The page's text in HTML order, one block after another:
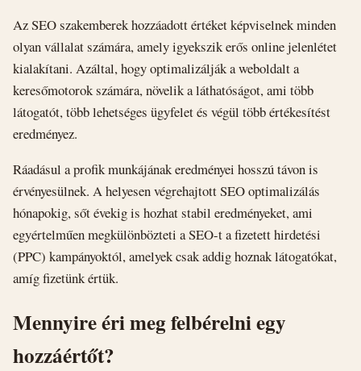
Az SEO szakemberek hozzáadott értéket képviselnek minden
olyan vállalat számára, amely igyekszik erős online jelenlétet
kialakítani. Azáltal, hogy optimalizálják a weboldalt a
keresőmotorok számára, növelik a láthatóságot, ami több
látogatót, több lehetséges ügyfelet és végül több értékesítést
eredményez.
Ráadásul a profik munkájának eredményei hosszú távon is
érvényesülnek. A helyesen végrehajtott SEO optimalizálás
hónapokig, sőt évekig is hozhat stabil eredményeket, ami
egyértelműen megkülönbözteti a SEO-t a fizetett hirdetési
(PPC) kampányoktól, amelyek csak addig hoznak látogatókat,
amíg fizetünk értük.
Mennyire éri meg felbérelni egy
hozzáértőt?